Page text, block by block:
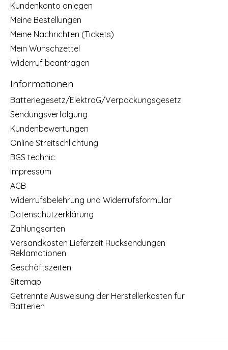
Kundenkonto anlegen
Meine Bestellungen
Meine Nachrichten (Tickets)
Mein Wunschzettel
Widerruf beantragen
Informationen
Batteriegesetz/ElektroG/Verpackungsgesetz
Sendungsverfolgung
Kundenbewertungen
Online Streitschlichtung
BGS technic
Impressum
AGB
Widerrufsbelehrung und Widerrufsformular
Datenschutzerklärung
Zahlungsarten
Versandkosten Lieferzeit Rücksendungen
Reklamationen
Geschäftszeiten
Sitemap
Getrennte Ausweisung der Herstellerkosten für
Batterien